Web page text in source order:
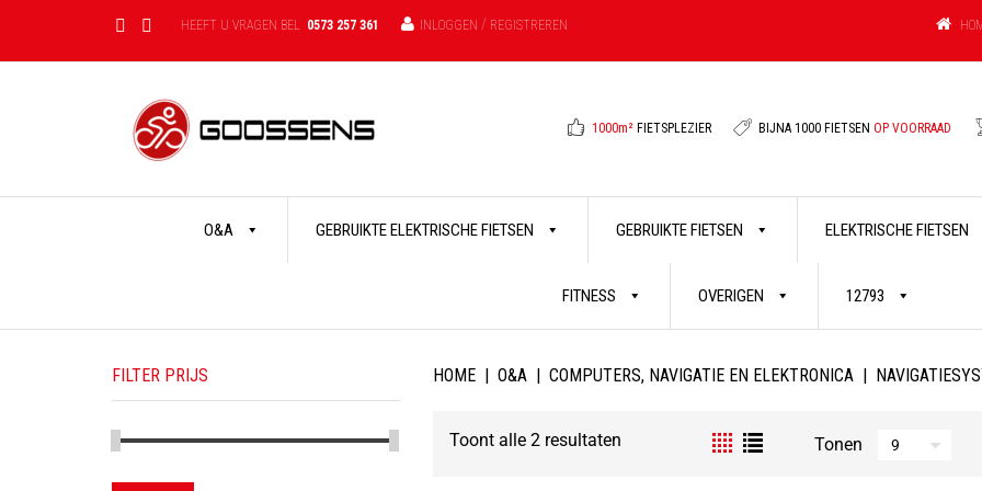
HEEFT U VRAGEN BEL 0573 257 361 INLOGGEN / REGISTREREN
1000m² FIETSPLEZIER BIJNA 1000 FIETSEN OP VOORRAAD
O&A GEBRUIKTE ELEKTRISCHE FIETSEN GEBRUIKTE FIETSEN ELEKTRISCHE FIETSEN
FITNESS OVERIGEN 12793
HOME | O&A | COMPUTERS, NAVIGATIE EN ELEKTRONICA |
Toont alle 2 resultaten Tonen
FILTER PRIJS